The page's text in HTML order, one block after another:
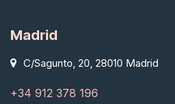
Madrid
C/Sagunto, 20, 28010 Madrid
+34 912 378 196